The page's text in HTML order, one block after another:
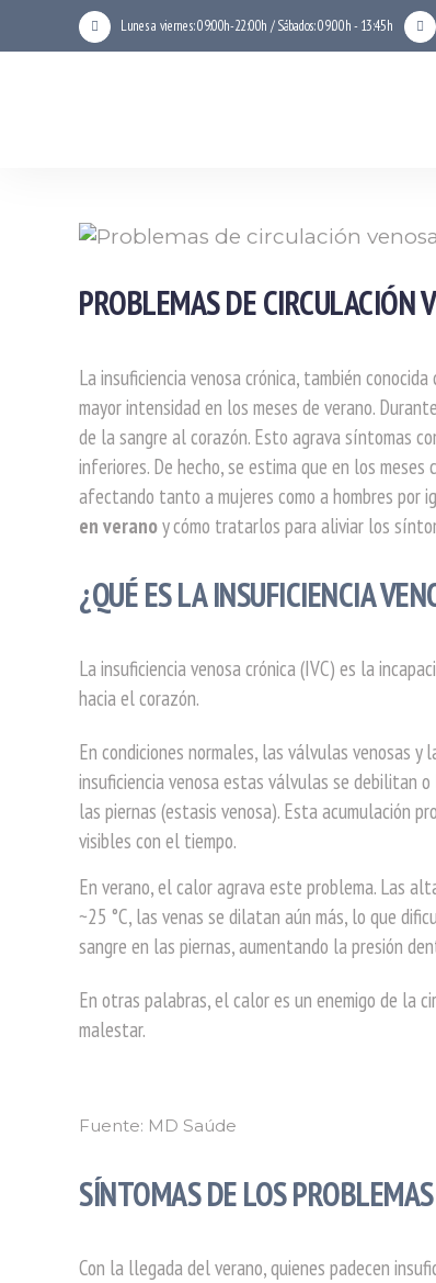
Lunes a viernes: 09:00h-22:00h / Sábados: 09:00h - 13:45h
PROBLEMAS DE CIRCULACIÓN
La insuficiencia venosa crónica, también
mayor intensidad en los meses de verano.
de la sangre al corazón. Esto agrava síntomas
inferiores. De hecho, se estima que en los
afectando tanto a mujeres como a hombres por
en veranoy cómo tratarlos para aliviar los
¿QUÉ ES LA INSUFICIENCIA
La insuficiencia venosa crónica (IVC) es la
hacia el corazón.
En condiciones normales, las válvulas venosas
insuficiencia venosa estas válvulas se debilitan
las piernas (estasis venosa). Esta acumulación
visibles con el tiempo.
En verano, el calor agrava este problema. Las
~25 °C, las venas se dilatan aún más, lo que
sangre en las piernas, aumentando la presión
En otras palabras, el calor es un enemigo de la
malestar.
Fuente: MD Saúde
SÍNTOMAS DE LOS
Con la llegada del verano, quienes padecen